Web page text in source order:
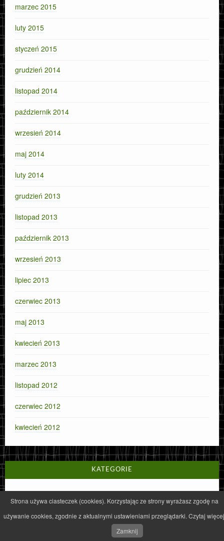
marzec 2015
luty 2015
styczeń 2015
grudzień 2014
listopad 2014
październik 2014
wrzesień 2014
maj 2014
luty 2014
grudzień 2013
listopad 2013
październik 2013
wrzesień 2013
lipiec 2013
czerwiec 2013
maj 2013
kwiecień 2013
marzec 2013
listopad 2012
czerwiec 2012
kwiecień 2012
KATEGORIE
Aktualności
Strona używa ciasteczek (cookies). Korzystając ze strony wyrażasz zgodę na
używanie cookies, zgodnie z aktualnymi ustawieniami przeglądarki. Czytaj
Zamknij